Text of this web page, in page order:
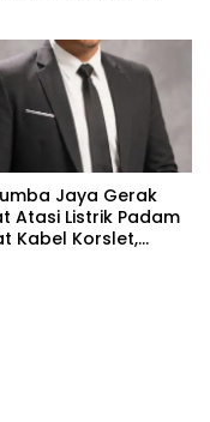
Jaya Gerak
Atasi Listrik Padam
Kabel Korslet,